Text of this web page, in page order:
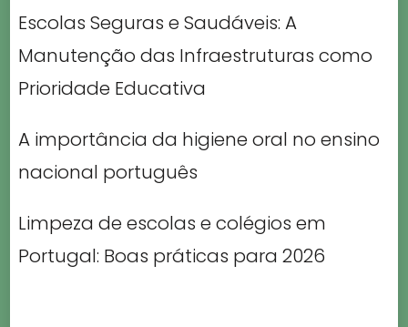
Escolas Seguras e Saudáveis: A
Manutenção das Infraestruturas como
Prioridade Educativa
A importância da higiene oral no ensino
nacional português
Limpeza de escolas e colégios em
Portugal: Boas práticas para 2026